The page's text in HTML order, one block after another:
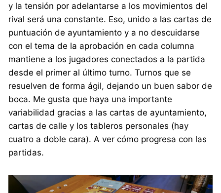
y la tensión por adelantarse a los movimientos del
rival será una constante. Eso, unido a las cartas de
puntuación de ayuntamiento y a no descuidarse
con el tema de la aprobación en cada columna
mantiene a los jugadores conectados a la partida
desde el primer al último turno. Turnos que se
resuelven de forma ágil, dejando un buen sabor de
boca. Me gusta que haya una importante
variabilidad gracias a las cartas de ayuntamiento,
cartas de calle y los tableros personales (hay
cuatro a doble cara). A ver cómo progresa con las
partidas.